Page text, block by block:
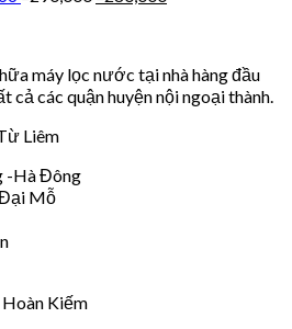
máy lọc nước tại nhà hàng đầu
các quận huyện nội ngoại thành.
Liêm
-Hà Đông
Mỗ
Kiếm